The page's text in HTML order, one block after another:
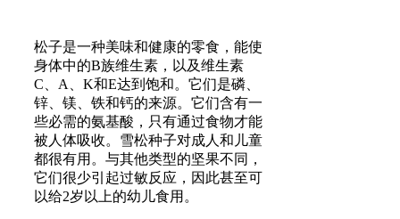
松子是一种美味和健康的零食，能使
身体中的B族维生素，以及维生素
C、A、K和E达到饱和。它们是磷、
锌、镁、铁和钙的来源。它们含有一
些必需的氨基酸，只有通过食物才能
被人体吸收。雪松种子对成人和儿童
都很有用。与其他类型的坚果不同，
它们很少引起过敏反应，因此甚至可
以给2岁以上的幼儿食用。